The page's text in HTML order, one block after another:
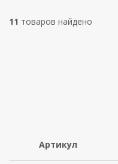
11 товаров найдено
Артикул